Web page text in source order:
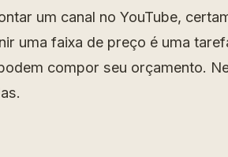
um canal no YouTube,
uma faixa de preço é uma
compor seu orçamento.